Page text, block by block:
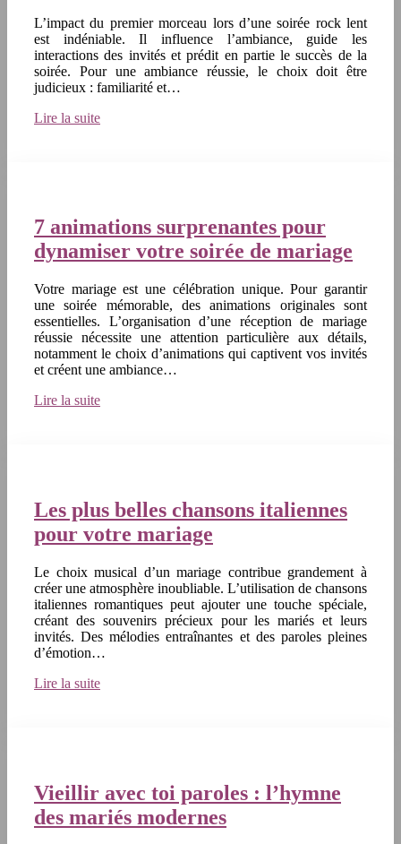
L’impact du premier morceau lors d’une soirée rock lent
est indéniable. Il influence l’ambiance, guide les
interactions des invités et prédit en partie le succès de la
soirée. Pour une ambiance réussie, le choix doit être
judicieux : familiarité et…
Lire la suite
7 animations surprenantes pour
dynamiser votre soirée de mariage
Votre mariage est une célébration unique. Pour garantir
une soirée mémorable, des animations originales sont
essentielles. L’organisation d’une réception de mariage
réussie nécessite une attention particulière aux détails,
notamment le choix d’animations qui captivent vos invités
et créent une ambiance…
Lire la suite
Les plus belles chansons italiennes
pour votre mariage
Le choix musical d’un mariage contribue grandement à
créer une atmosphère inoubliable. L’utilisation de chansons
italiennes romantiques peut ajouter une touche spéciale,
créant des souvenirs précieux pour les mariés et leurs
invités. Des mélodies entraînantes et des paroles pleines
d’émotion…
Lire la suite
Vieillir avec toi paroles : l’hymne
des mariés modernes